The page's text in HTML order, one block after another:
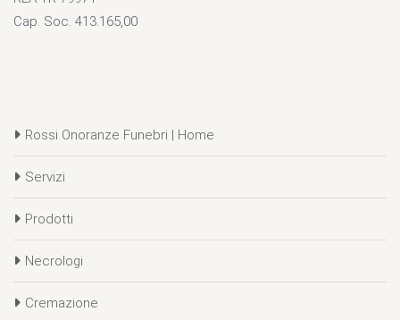
Cap. Soc. 413.165,00
Rossi Onoranze Funebri | Home
Servizi
Prodotti
Necrologi
Cremazione